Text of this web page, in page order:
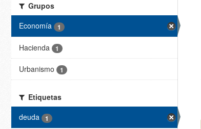
Grupos
Economía
1
Hacienda 1
Urbanismo 1
Etiquetas
deuda
1